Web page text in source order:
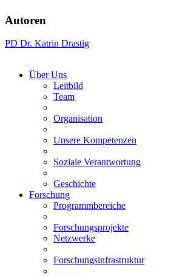
Autoren
PD Dr. Katrin Drastig
Über Uns
Leitbild
Team
Organisation
Unsere Kompetenzen
Soziale Verantwortung
Geschichte
Forschung
Programmbereiche
Forschungsprojekte
Netzwerke
Forschungsinfrastruktur